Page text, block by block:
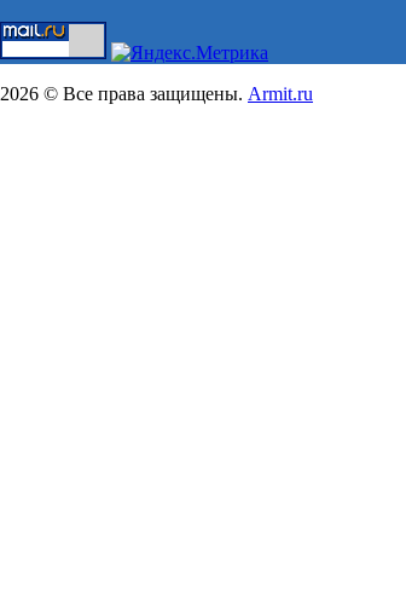
2026 © Все права защищены. Armit.ru